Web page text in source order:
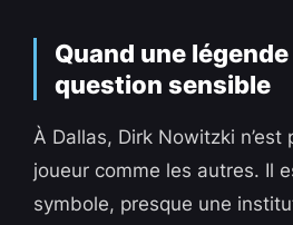
Quand une
question sensible
À Dallas, Dirk Nowitzki n’est
joueur comme les autres. Il
symbole, presque une